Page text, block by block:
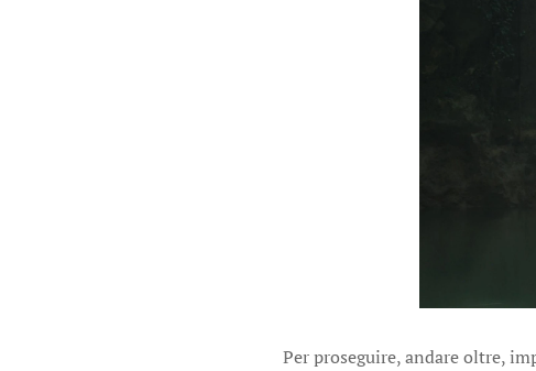
Per proseguire, andare oltre,